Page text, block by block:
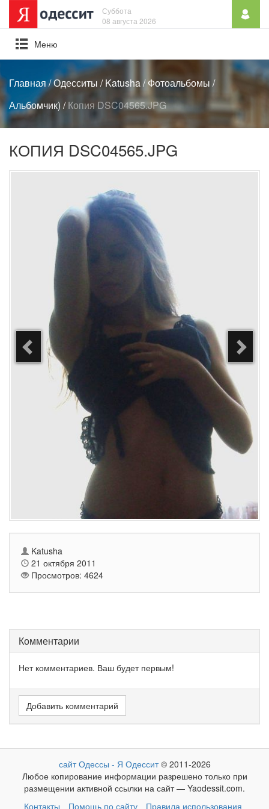
Суббота
08 августа 2026
Mеню
Главная/Одесситы /Katusha/Фотоальбомы /
Альбомчик) /Копия DSC04565.JPG
КОПИЯ DSC04565.JPG
Katusha
21 октября 2011
Просмотров: 4624
Комментарии
Нет комментариев. Ваш будет первым!
Добавить комментарий
сайт Одессы - Я Одессит© 2011-2026
Любое копирование информации разрешено только при
размещении активной ссылки на сайт — Yaodessit.com.
Контакты
Помощь по сайту Правила использования